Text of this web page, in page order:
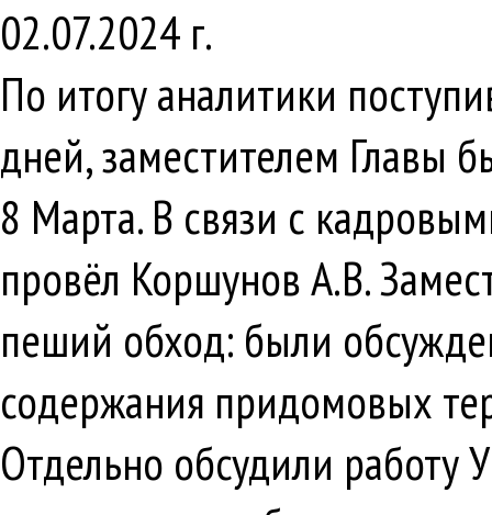
02.07.2024 г.
По итогу аналитики
дней, заместителем Главы
8 Марта. В связи с
провёл Коршунов А.В.
пеший обход: были
содержания придомовых
Отдельно обсудили работу